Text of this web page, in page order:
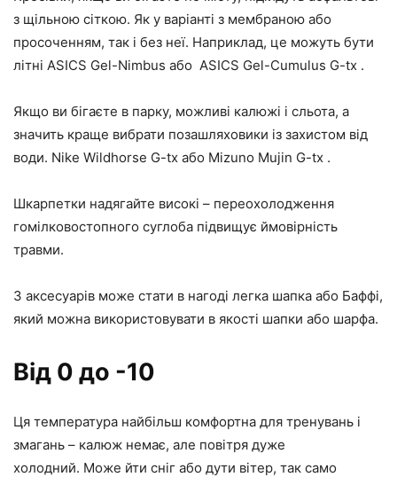
з щільною сіткою. Як у варіанті з мембраною або
просоченням, так і без неї. Наприклад, це можуть бути
літні ASICS Gel-Nimbus або ASICS Gel-Cumulus G-tx .
Якщо ви бігаєте в парку, можливі калюжі і сльота, а
значить краще вибрати позашляховики із захистом від
води. Nike Wildhorse G-tx або Mizuno Mujin G-tx .
Шкарпетки надягайте високі – переохолодження
гомілковостопного суглоба підвищує ймовірність
травми.
З аксесуарів може стати в нагоді легка шапка або Баффі,
який можна використовувати в якості шапки або шарфа.
Від 0 до -10
Ця температура найбільш комфортна для тренувань і
змагань – калюж немає, але повітря дуже
холодний. Може йти сніг або дути вітер, так само